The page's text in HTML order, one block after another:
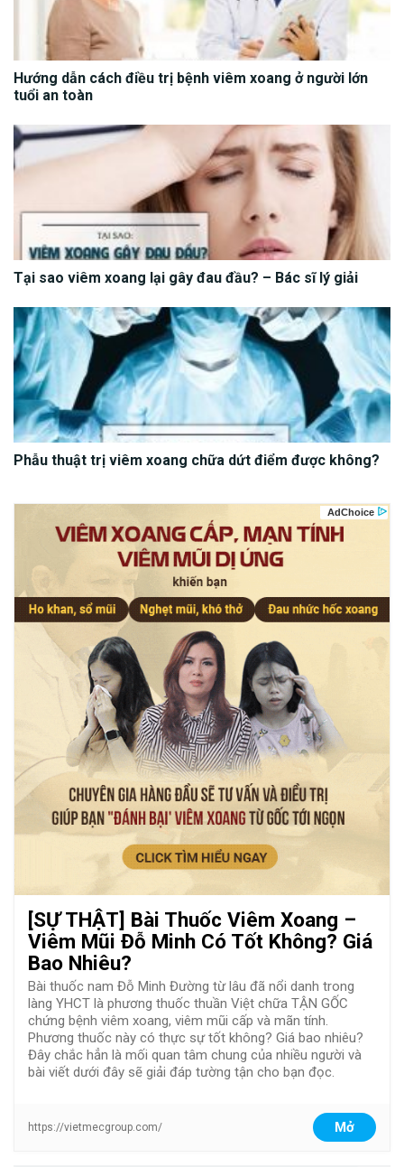
[SỰ THẬT] Bài Thuốc Viêm Xoang –
Viêm Mũi Đỗ Minh Có Tốt Không? Giá
Bao Nhiêu?
Bài thuốc nam Đỗ Minh Đường từ lâu đã nổi danh trong
làng YHCT là phương thuốc thuần Việt chữa TẬN GỐC
chứng bệnh viêm xoang, viêm mũi cấp và mãn tính.
Phương thuốc này có thực sự tốt không? Giá bao nhiêu?
Đây chắc hẳn là mối quan tâm chung của nhiều người và
bài viết dưới đây sẽ giải đáp tường tận cho bạn đọc.
https://vietmecgroup.com/ Mở
Hướng dẫn cách điều trị bệnh viêm xoang ở người lớn
tuổi an toàn
Tại sao viêm xoang lại gây đau đầu? – Bác sĩ lý giải
Phẫu thuật trị viêm xoang chữa dứt điểm được không?